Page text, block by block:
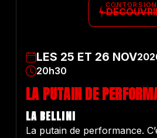
CONTORSION
LES 25 ET 26 NOV
20h30
LA PUTAIN DE
LA BELLINI
La putain de performance.